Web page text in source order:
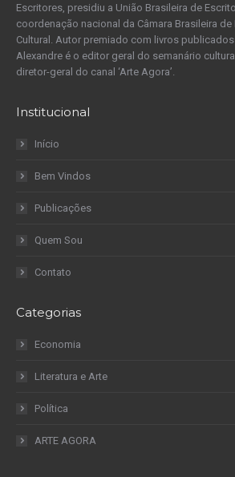
Escritores, presidiu a União Brasileira de
coordenação nacional da Câmara Brasileira
Cultural. Autor premiado com livros publicados
Alexandre é o editor geral do semanário
diretor-geral do canal ‘Arte Agora’.
Institucional
Início
Bem Vindos
Publicações
Quem Sou
Contato
Categorias
Economia
Literatura e Arte
Política
ARTE AGORA